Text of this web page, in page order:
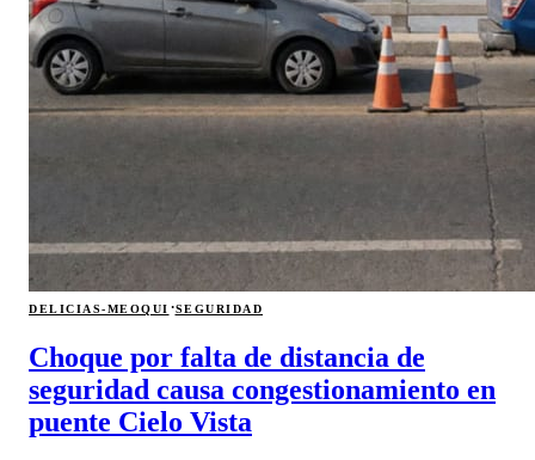
DELICIAS-MEOQUI ·SEGURIDAD
Choque por falta de distancia de
seguridad causa congestionamiento en
puente Cielo Vista